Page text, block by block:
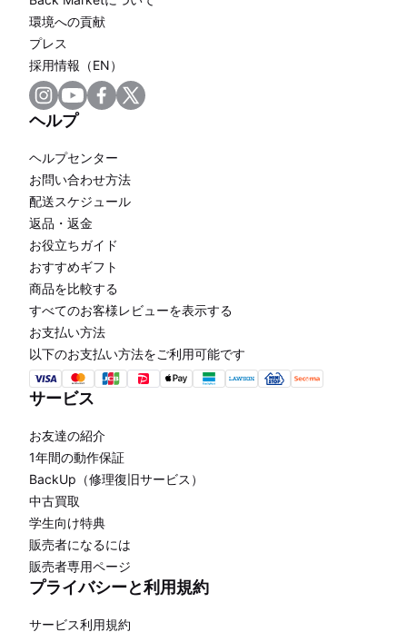
環境への貢献
プレス
採用情報（EN）
ヘルプ
ヘルプセンター
お問い合わせ方法
配送スケジュール
返品・返金
お役立ちガイド
おすすめギフト
商品を比較する
すべてのお客様レビューを表示する
お支払い方法
以下のお支払い方法をご利用可能です
サービス
お友達の紹介
1年間の動作保証
BackUp（修理復旧サービス）
中古買取
学生向け特典
販売者になるには
販売者専用ページ
プライバシーと利用規約
サービス利用規約